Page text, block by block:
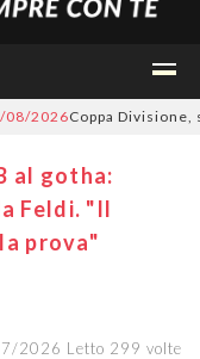
Coppa Divisione, si
al gotha:
Feldi. "Il
prova"
2026 Letto 299 volte